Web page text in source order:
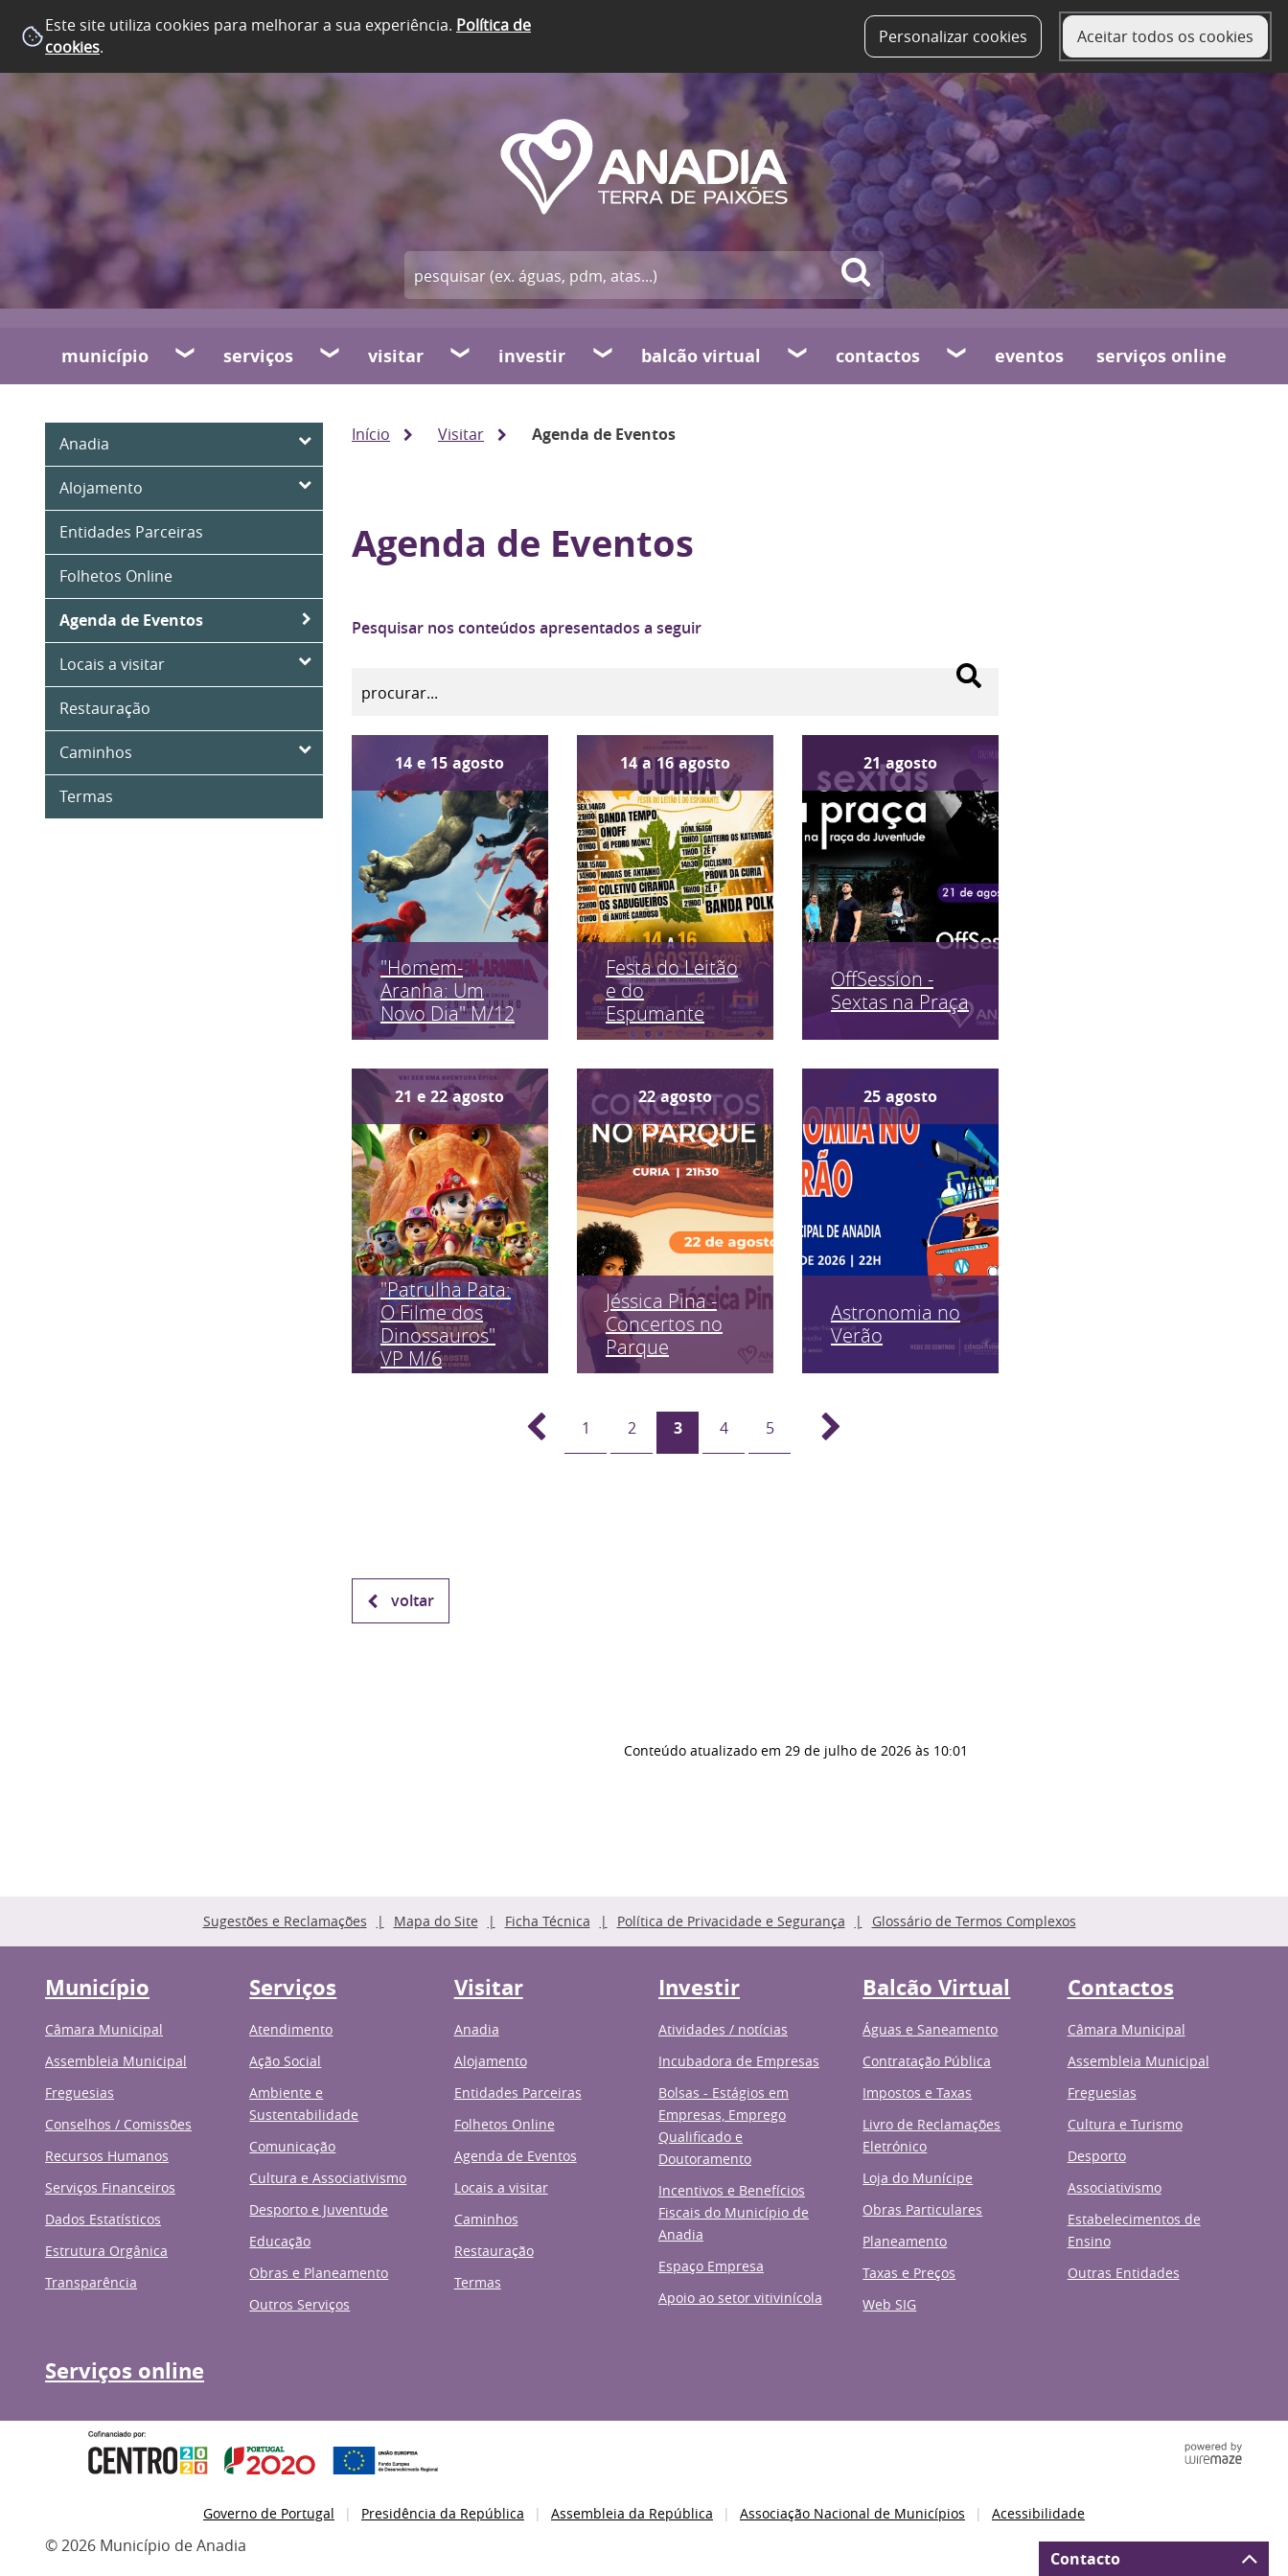
Este site utiliza cookies para melhorar a sua experiência. Política de
cookies. Personalizar cookies Aceitar todos os cookies
município serviços visitar investir balcão virtual contactos eventos serviços online
Anadia
Alojamento
Entidades Parceiras
Folhetos Online
Agenda de Eventos
Locais a visitar
Restauração
Caminhos
Termas
Início Visitar Agenda de Eventos
Agenda de Eventos
Pesquisar nos conteúdos apresentados a seguir
14 e 15 agosto
"Homem-
Aranha: Um
Novo Dia" M/12
14 a 16 agosto
Festa do Leitão
e do
Espumante
21 agosto
OffSession -
Sextas na Praça
21 e 22 agosto
"Patrulha Pata:
O Filme dos
Dinossauros"
VP M/6
22 agosto
Jéssica Pina -
Concertos no
Parque
25 agosto
Astronomia no
Verão
1 2 3 4 5
voltar
Conteúdo atualizado em 29 de julho de 2026 às 10:01
Sugestões e Reclamações Mapa do Site Ficha Técnica Política de Privacidade e Segurança Glossário de Termos Complexos
Município
Câmara Municipal
Assembleia Municipal
Freguesias
Conselhos / Comissões
Recursos Humanos
Serviços Financeiros
Dados Estatísticos
Estrutura Orgânica
Transparência
Serviços
Atendimento
Ação Social
Ambiente e
Sustentabilidade
Comunicação
Cultura e Associativismo
Desporto e Juventude
Educação
Obras e Planeamento
Outros Serviços
Visitar
Anadia
Alojamento
Entidades Parceiras
Folhetos Online
Agenda de Eventos
Locais a visitar
Caminhos
Restauração
Termas
Investir
Atividades / notícias
Incubadora de Empresas
Bolsas - Estágios em
Empresas, Emprego
Qualificado e
Doutoramento
Incentivos e Benefícios
Fiscais do Município de
Anadia
Espaço Empresa
Apoio ao setor vitivinícola
Balcão Virtual
Águas e Saneamento
Contratação Pública
Impostos e Taxas
Livro de Reclamações
Eletrónico
Loja do Munícipe
Obras Particulares
Planeamento
Taxas e Preços
Web SIG
Contactos
Câmara Municipal
Assembleia Municipal
Freguesias
Cultura e Turismo
Desporto
Associativismo
Estabelecimentos de
Ensino
Outras Entidades
Serviços online
Governo de Portugal Presidência da República Assembleia da República Associação Nacional de Municípios Acessibilidade
© 2026 Município de Anadia
Contacto